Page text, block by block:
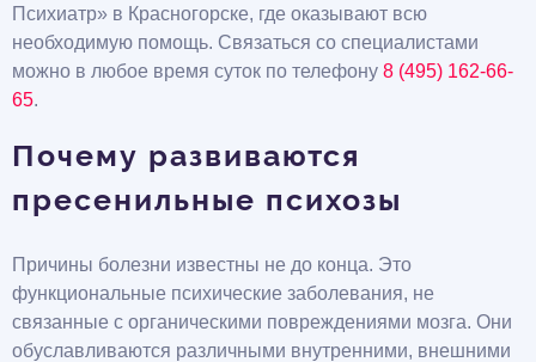
Психиатр» в Красногорске, где оказывают всю
необходимую помощь. Связаться со специалистами
можно в любое время суток по телефону 8 (495) 162-66-
65.
Почему развиваются
пресенильные психозы
Причины болезни известны не до конца. Это
функциональные психические заболевания, не
связанные с органическими повреждениями мозга. Они
обуславливаются различными внутренними, внешними